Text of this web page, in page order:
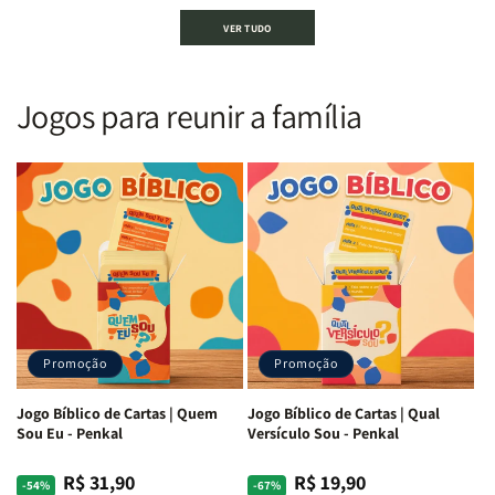
Almeida
Letra
Média
Full
Color
Brochura
Rei
Leão
Bíblia
Almeida
Letra
Média
&amp;
Full
Color
|
Brochura
|
Rei
Leão
Bíblia
PPM
|
|
Full
Color
Capa
Dura
Harpa
|
-
Cruz
Laranja
|
Full
Color
|
Capa
Dura
Harpa
|
-
Cruz
Laranja
VER TUDO
Jogos para reunir a família
Promoção
Jogo Bíblico de Cartas | Quem
Sou Eu - Penkal
-54%
Preço
PreçoR$ 31,90
Promoção
Jogo Bíblico de Cartas | Qual
Versículo Sou - Penkal
-67%
Preço
PreçoR$ 19,90